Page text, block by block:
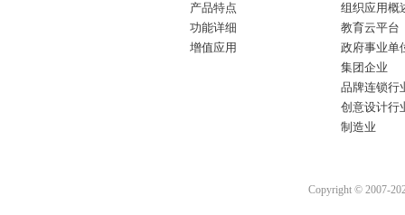
产品特点
功能详细
增值应用
组织应用概
教育云平台
政府事业单
集团企业
品牌连锁行
创意设计行
制造业
Copyright © 2007-